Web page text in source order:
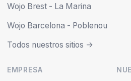
Wojo Brest - La Marina
Wojo Barcelona - Poblenou
Todos nuestros sitios ->
EMPRESA